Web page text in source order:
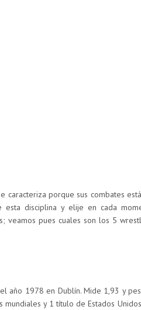
porque sus combates
esta disciplina y elije en cada
veamos pues cuales son los 5
año 1978 en Dublín. Mide 1,93 y
y 1 título de Estados